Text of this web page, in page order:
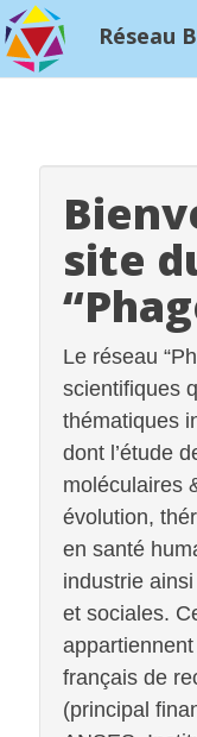
Réseau
site
Le réseau
scientifiques
thématiques
dont l’étude
moléculaires
évolution,
en santé
industrie
et sociales.
français de
(principal